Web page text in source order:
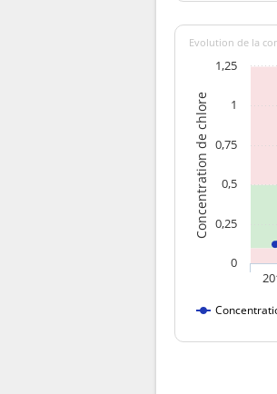
Concentration de chlore
Evolution de la
0
0,25
0,5
0,75
1
1,25